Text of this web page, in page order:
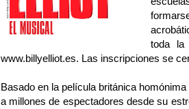
toda la
www.billyelliot.es. Las inscripciones se
Basado en la película británica
a millones de espectadores desde su